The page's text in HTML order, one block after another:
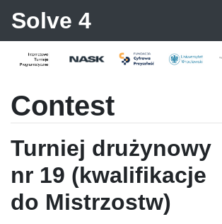
Solve 4
Contest
Turniej drużynowy
nr 19 (kwalifikacje
do Mistrzostw)